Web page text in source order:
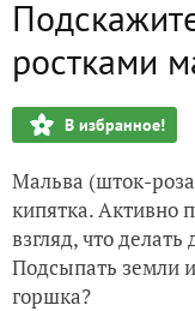
ростками
В избранное!
Мальва (шток-
кипятка. Активно
взгляд, что
Подсыпать земли
горшка?